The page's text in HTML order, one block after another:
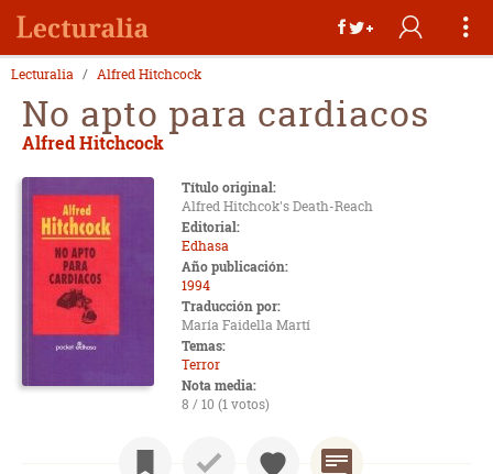
Lecturalia Alfred Hitchcock
No apto para cardiacos
Alfred Hitchcock
Título original:
Alfred Hitchcok's Death-Reach
Editorial:
Edhasa
Año publicación:
1994
Traducción por:
María Faidella Martí
Temas:
Terror
Nota media:
8 / 10 (1 votos)